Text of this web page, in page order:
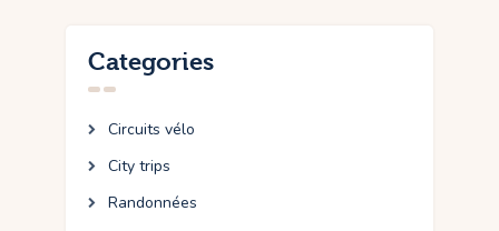
Categories
Circuits vélo
City trips
Randonnées